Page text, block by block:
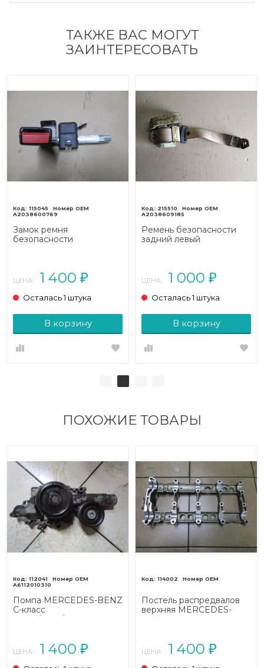
ТАКЖЕ ВАС МОГУТ
ЗАИНТЕРЕСОВАТЬ
115045
A2038600769
Замок ремня
безопасности
ЦЕНА: 1 400 ₽
Осталась 1 штука
В корзину
215510
A2038609185
Ремень безопасности
задний левый
ЦЕНА: 1 000 ₽
Осталась 1 штука
В корзину
ПОХОЖИЕ ТОВАРЫ
112041
A6112010310
Помпа MERCEDES-BENZ
C-класс
ЦЕНА: 1 400 ₽
114002
Постель распредвалов
верхняя MERCEDES-
ЦЕНА: 1 400 ₽